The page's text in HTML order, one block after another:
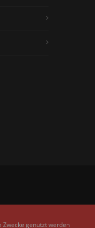
Zwecke genutzt werden